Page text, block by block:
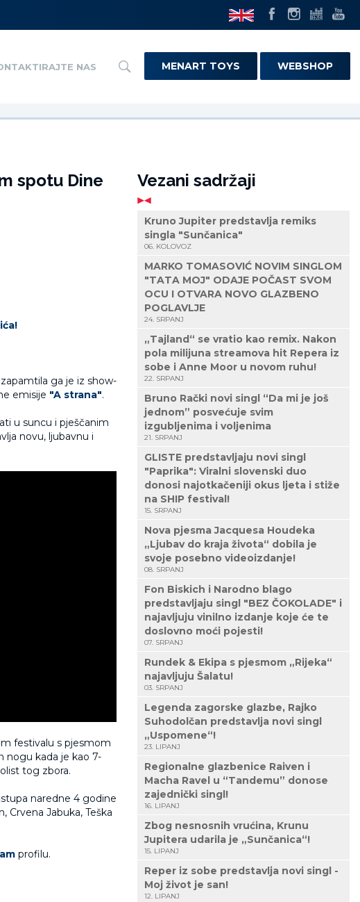
NAS MENART TOYS WEBSHOP
spotu Dine
ga je iz show-
emisije "A strana".
u suncu i pješčanim
novu, ljubavnu i
festivalu s pjesmom
nogu kada je kao 7-
tog zbora.
naredne 4 godine
Jabuka, Teška
profilu.
Vezani sadržaji
Kruno Jupiter predstavlja remiks
singla "Sunčanica"
06. KOLOVOZ
MARKO TOMASOVIĆ NOVIM SINGLOM
"TATA MOJ" ODAJE POČAST SVOM
OCU I OTVARA NOVO GLAZBENO
POGLAVLJE
24. SRPANJ
„Tajland“ se vratio kao remix. Nakon
pola milijuna streamova hit Repera iz
sobe i Anne Moor u novom ruhu!
22. SRPANJ
Bruno Rački novi singl “Da mi je još
jednom” posvećuje svim
izgubljenima i voljenima
21. SRPANJ
GLISTE predstavljaju novi singl
"Paprika": Viralni slovenski duo
donosi najotkačeniji okus ljeta i stiže
na SHIP festival!
15. SRPANJ
Nova pjesma Jacquesa Houdeka
„Ljubav do kraja života“ dobila je
svoje posebno videoizdanje!
08. SRPANJ
Fon Biskich i Narodno blago
predstavljaju singl "BEZ ČOKOLADE" i
najavljuju vinilno izdanje koje će te
doslovno moći pojesti!
07. SRPANJ
Rundek & Ekipa s pjesmom „Rijeka“
najavljuju Šalatu!
03. SRPANJ
Legenda zagorske glazbe, Rajko
Suhodolčan predstavlja novi singl
„Uspomene“!
23. LIPANJ
Regionalne glazbenice Raiven i
Macha Ravel u “Tandemu” donose
zajednički singl!
16. LIPANJ
Zbog nesnosnih vrućina, Krunu
Jupitera udarila je „Sunčanica“!
15. LIPANJ
Reper iz sobe predstavlja novi singl -
Moj život je san!
12. LIPANJ